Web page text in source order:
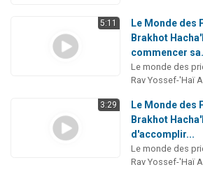
5:11
Le Monde des
Brakhot
commencer
Le monde des
Rav Yossef-'Haï
3:29
Le Monde des
Brakhot
d'accomplir...
Le monde des
Rav Yossef-'Haï